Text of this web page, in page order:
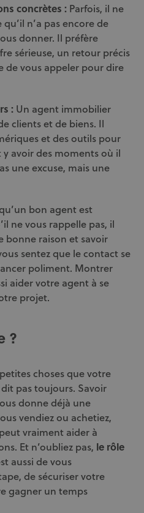
concrètes : Parfois, il ne
n’a pas encore de
donner. Il préfère
sérieuse, un retour précis
de vous appeler pour dire
: Un agent immobilier
clients et de biens. Il
et des outils pour
y avoir des moments où il
une excuse, mais une
bon agent est
ne vous rappelle pas, il
bonne raison et savoir
sentez que le contact se
poliment. Montrer
aider votre agent à se
projet.
?
choses que votre
pas toujours. Savoir
donne déjà une
vendiez ou achetiez,
vraiment aider à
Et n’oubliez pas, le rôle
aussi de vous
de sécuriser votre
gagner un temps